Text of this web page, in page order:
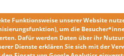
Funktionsweise unserer Website
um die
Dafür werden Daten über ihr
Dienste erklären Sie sich mit der